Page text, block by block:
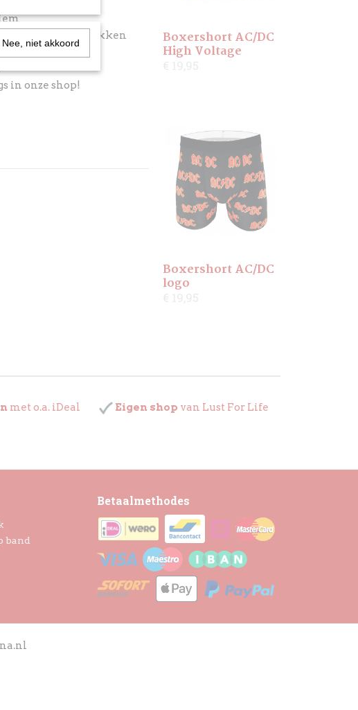
2 binnenvakken
de achterkant
in onze shop!
Boxershort AC/DC
High Voltage
Boxershort AC/DC
logo
met o.a. iDeal Eigen shop van Lust For Life
band
Betaalmethodes
Nee, niet akkoord